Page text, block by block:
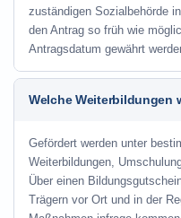
zuständigen Sozialbehörde
den Antrag so früh wie
Antragsdatum gewährt
Welche Weiterbildungen
Gefördert werden unter
Weiterbildungen,
Über einen
Trägern vor Ort und in der